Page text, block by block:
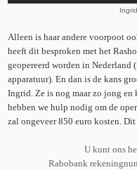
Alleen is haar andere voorpoot
heeft dit besproken met het
geopereerd worden in Nederland
apparatuur). En dan is de kans
Ingrid. Ze is nog maar zo jong
hebben we hulp nodig om de
zal ongeveer 850 euro kosten.
U kunt ons
Rabobank